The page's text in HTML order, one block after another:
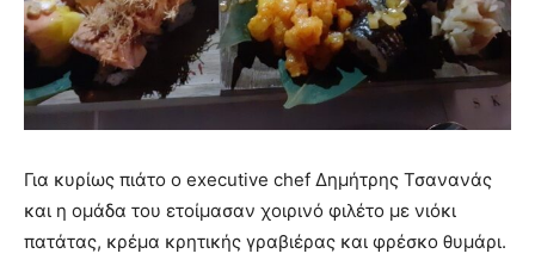
Για κυρίως πιάτο ο executive chef Δημήτρης Τσανανάς
και η ομάδα του ετοίμασαν χοιρινό φιλέτο με νιόκι
πατάτας, κρέμα κρητικής γραβιέρας και φρέσκο θυμάρι.